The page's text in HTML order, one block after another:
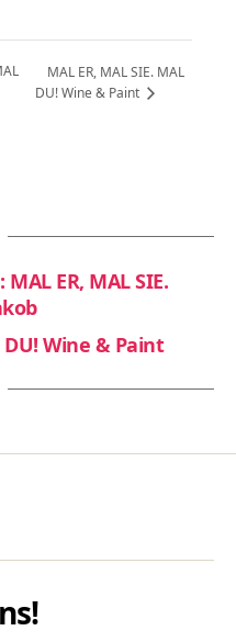
MAL ER, MAL SIE. MAL
DU! Wine & Paint
ER, MAL SIE.
DU! Wine & Paint